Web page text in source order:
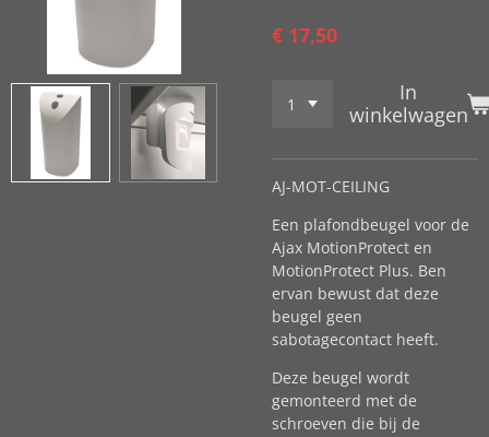
€ 17,50
In
winkelwagen
AJ-MOT-CEILING
Een plafondbeugel voor de
Ajax MotionProtect en
MotionProtect Plus. Ben
ervan bewust dat deze
beugel geen
sabotagecontact heeft.
Deze beugel wordt
gemonteerd met de
schroeven die bij de